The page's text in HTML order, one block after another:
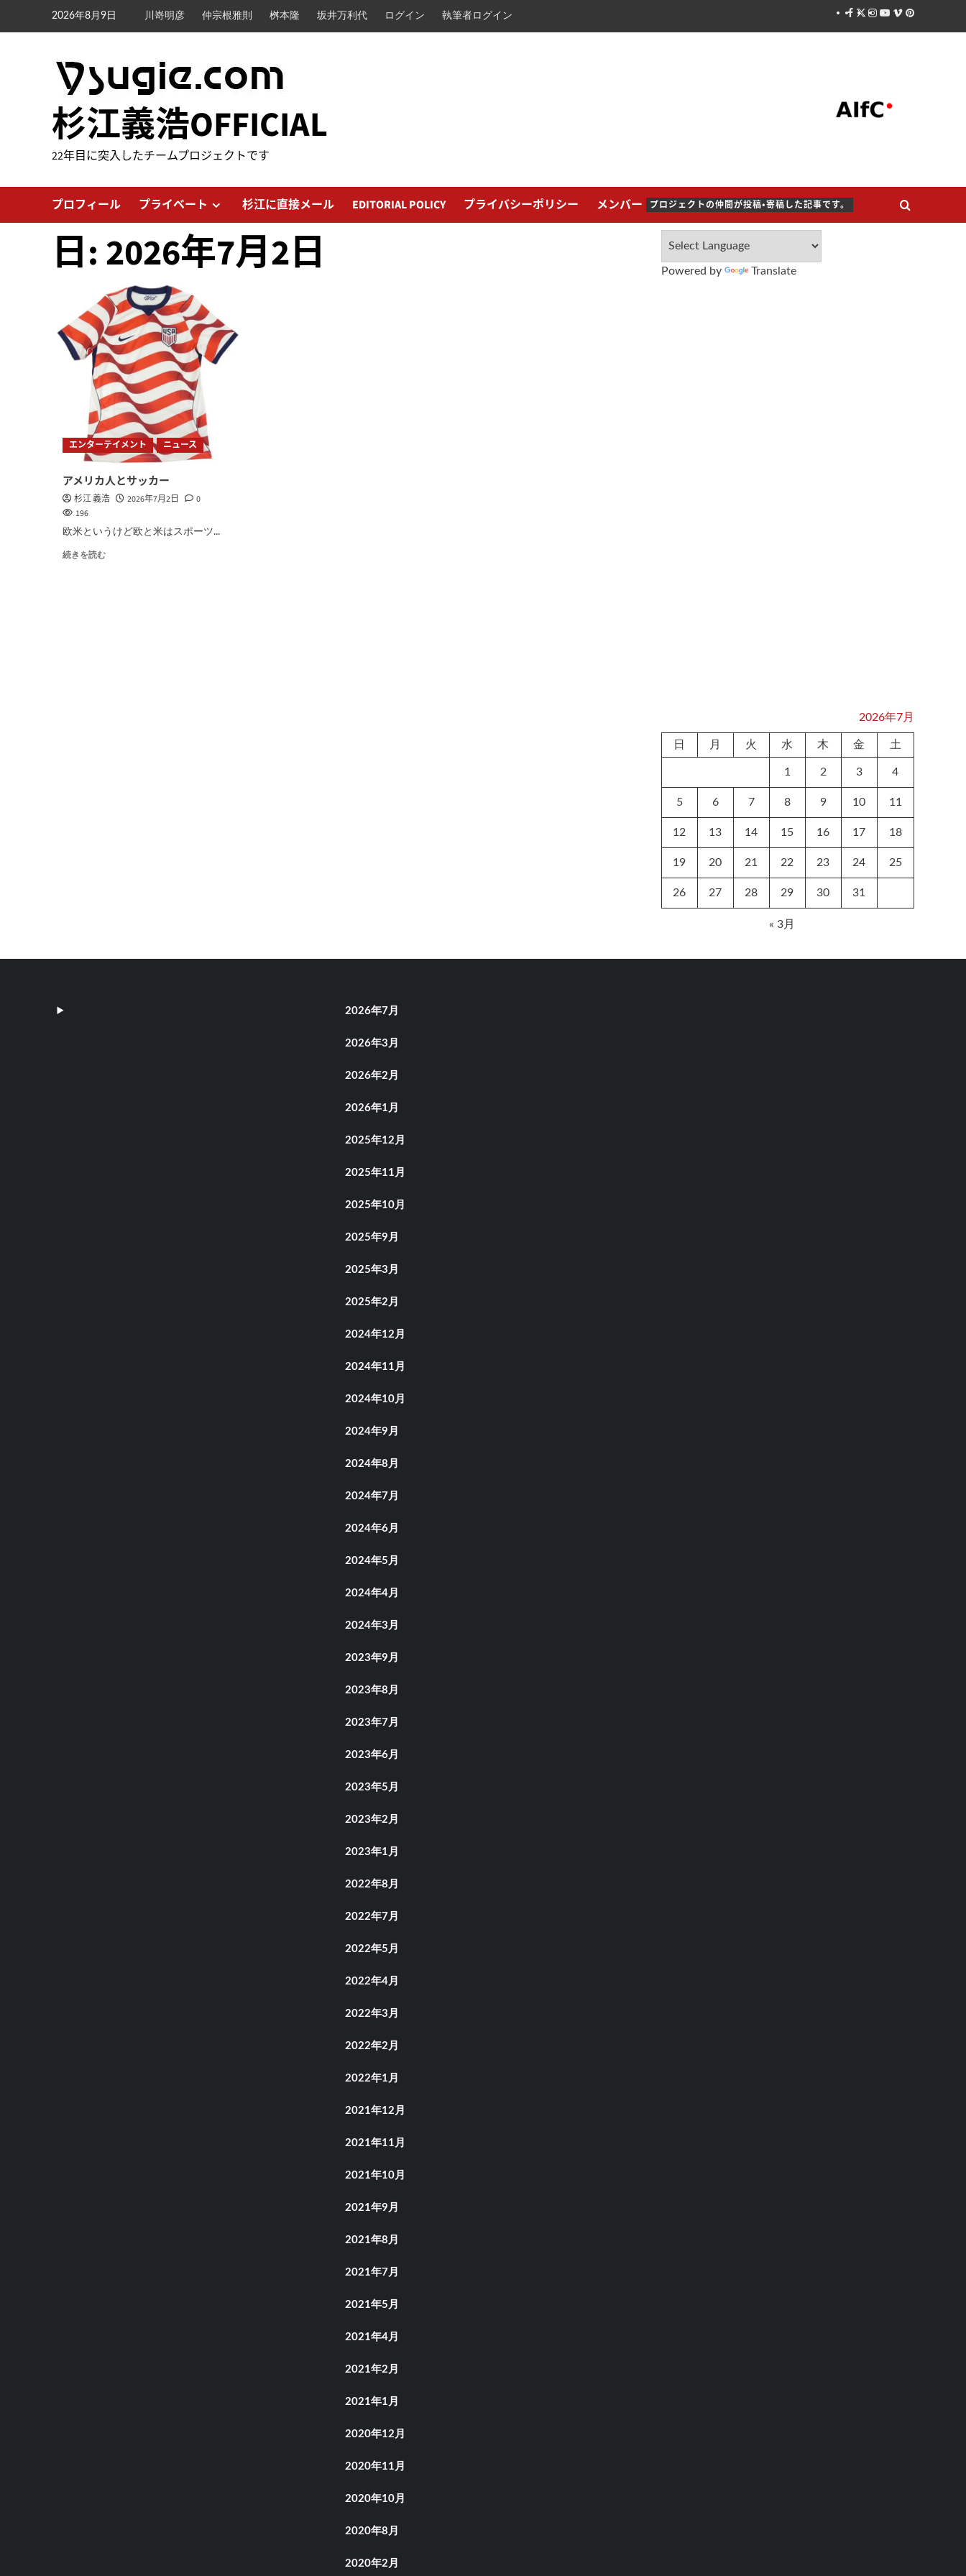
2026年8月9日 川嵜明彦 仲宗根雅則 桝本隆 坂井万利代 ログイン 執筆者ログイン Facebook
X Instagram
Youtube
VimeoPinterest
杉江義浩OFFICIAL
22年目に突入したチームプロジェクトです
プロフィール プライベート 杉江に直接メール EDITORIAL POLICY プライバシーポリシー メンバー プロジェクトの仲間が投稿・寄稿した記事です。
日:2026年7月2日
エンターテイメント ニュース
アメリカ人とサッカー
杉江 義浩 2026年7月2日
0
196
欧米というけど欧と米はスポーツ...
続きを読む
Powered by Translate
2026年7月
日 月 火 水 木 金 土
1 2 3 4
5 6 7 8 9 10 11
12 13 14 15 16 17 18
19 20 21 22 23 24 25
26 27 28 29 30 31
« 3月
2026年7月
2026年3月
2026年2月
2026年1月
2025年12月
2025年11月
2025年10月
2025年9月
2025年3月
2025年2月
2024年12月
2024年11月
2024年10月
2024年9月
2024年8月
2024年7月
2024年6月
2024年5月
2024年4月
2024年3月
2023年9月
2023年8月
2023年7月
2023年6月
2023年5月
2023年2月
2023年1月
2022年8月
2022年7月
2022年5月
2022年4月
2022年3月
2022年2月
2022年1月
2021年12月
2021年11月
2021年10月
2021年9月
2021年8月
2021年7月
2021年5月
2021年4月
2021年2月
2021年1月
2020年12月
2020年11月
2020年10月
2020年8月
2020年2月